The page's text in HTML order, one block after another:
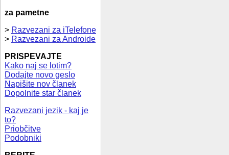
za pametne
> Razvezani za iTelefone
> Razvezani za Androide
PRISPEVAJTE
Kako naj se lotim?
Dodajte novo geslo
Napišite nov članek
Dopolnite star članek
Razvezani jezik - kaj je
to?
Priobčitve
Podobniki